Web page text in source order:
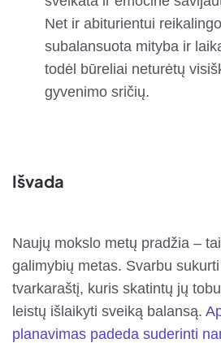
Net ir abiturientui
subalansuota mityba ir
todėl būreliai neturėtų
gyvenimo sričių.
Išvada
Naujų mokslo metų pradžia –
galimybių metas. Svarbu
tvarkaraštį, kuris skatintų jų
leistų išlaikyti sveiką balansą.
planavimas padeda suderinti